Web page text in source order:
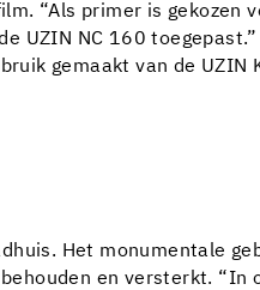
“Als primer is gekozen
UZIN NC 160
gemaakt van de UZIN
Het monumentale
en versterkt. “In